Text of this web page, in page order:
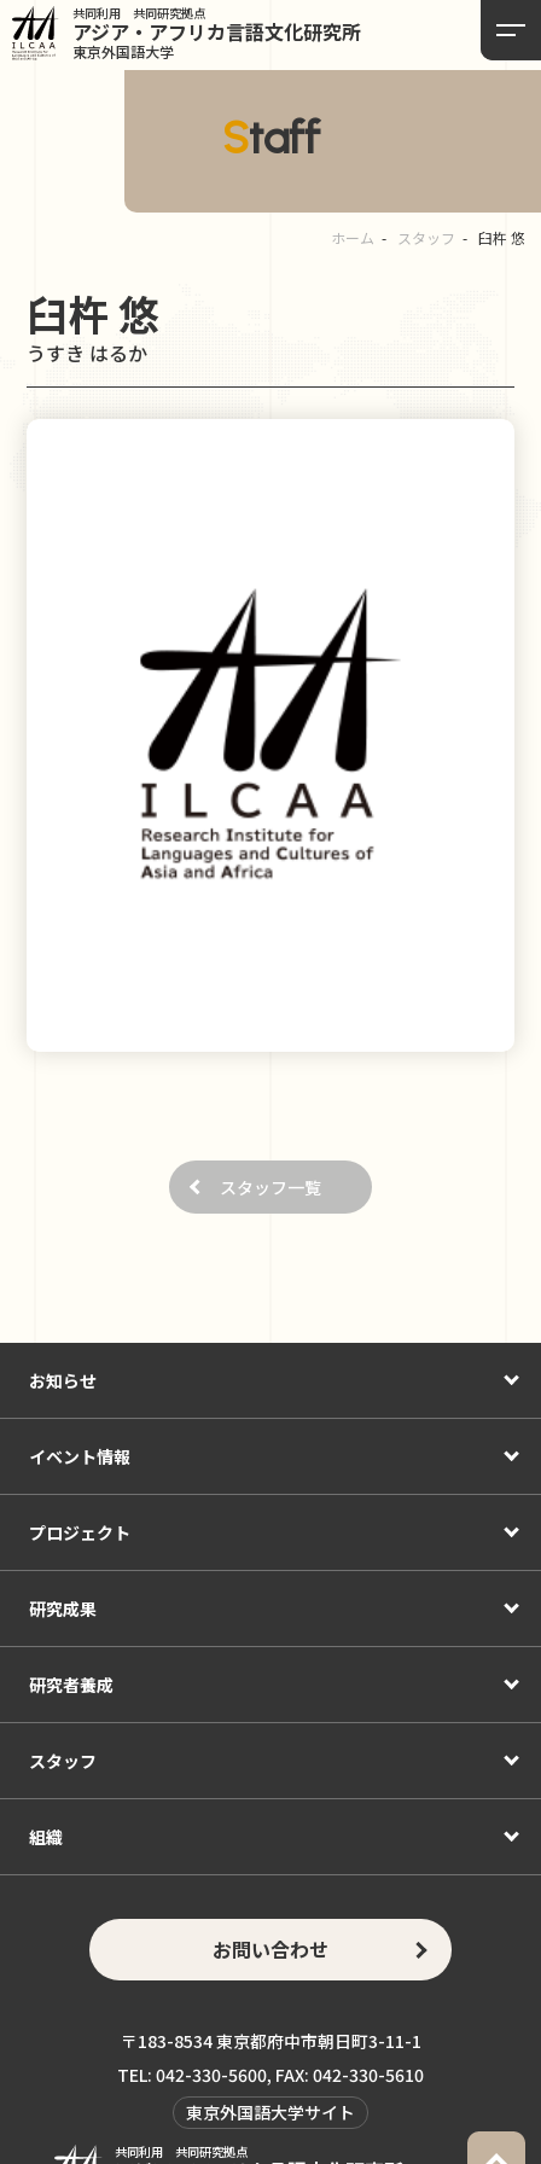
共同利用 共同研究拠点
アジア・アフリカ言語文化研究所
東京外国語大学
Staff
ホーム スタッフ 臼杵 悠
臼杵 悠
うすき はるか
スタッフ一覧
お知らせ
イベント情報
プロジェクト
研究成果
研究者養成
スタッフ
組織
お問い合わせ
〒183-8534 東京都府中市朝日町3-11-1
TEL: 042-330-5600, FAX: 042-330-5610
東京外国語大学サイト
共同利用 共同研究拠点